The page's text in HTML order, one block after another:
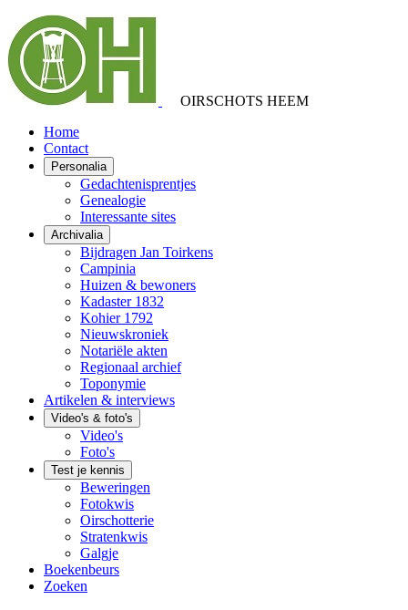
OIRSCHOTS HEEM
Home
Contact
Personalia
Gedachtenisprentjes
Genealogie
Interessante sites
Archivalia
Bijdragen Jan Toirkens
Campinia
Huizen & bewoners
Kadaster 1832
Kohier 1792
Nieuwskroniek
Notariële akten
Regionaal archief
Toponymie
Artikelen & interviews
Video's & foto's
Video's
Foto's
Test je kennis
Beweringen
Fotokwis
Oirschotterie
Stratenkwis
Galgje
Boekenbeurs
Zoeken